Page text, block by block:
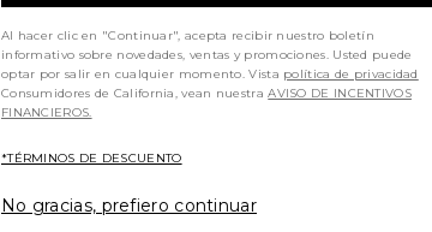
Al hacer clic en "Continuar", acepta recibir nuestro boletín
informativo sobre novedades, ventas y promociones. Usted puede
optar por salir en cualquier momento. Vista política de privacidad
Consumidores de California, vean nuestraAVISO DE INCENTIVOS
FINANCIEROS.
*TÉRMINOS DE DESCUENTO
No gracias, prefiero continuar